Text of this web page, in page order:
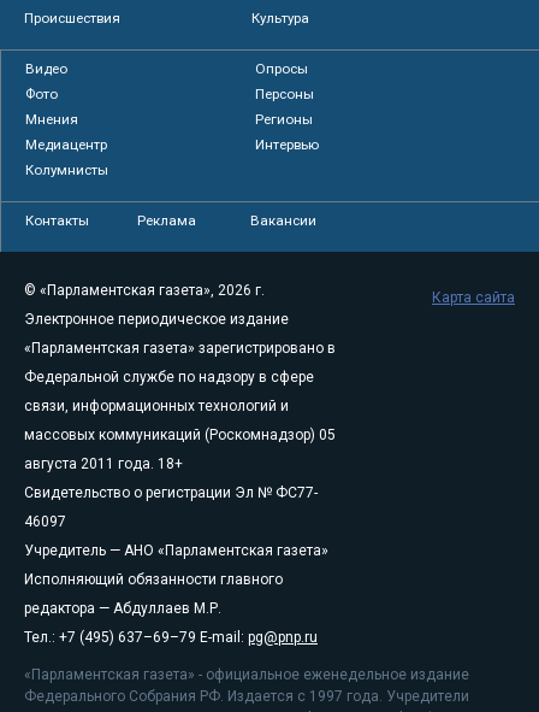
Происшествия
Культура
Видео
Опросы
Фото
Персоны
Мнения
Регионы
Медиацентр
Интервью
Колумнисты
Контакты Реклама Вакансии
© «Парламентская газета», 2026 г.
Электронное периодическое издание
«Парламентская газета» зарегистрировано в
Федеральной службе по надзору в сфере
связи, информационных технологий и
массовых коммуникаций (Роскомнадзор) 05
августа 2011 года. 18+
Свидетельство о регистрации Эл № ФС77-
46097
Учредитель — АНО «Парламентская газета»
Исполняющий обязанности главного
редактора — Абдуллаев М.Р.
Тел.: +7 (495) 637–69–79 E-mail: pg@pnp.ru
«Парламентская газета» - официальное еженедельное издание
Федерального Собрания РФ. Издается с 1997 года. Учредители
Карта сайта